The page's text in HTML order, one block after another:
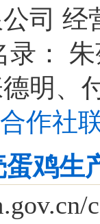
司
录：
明、
作社
鸡生